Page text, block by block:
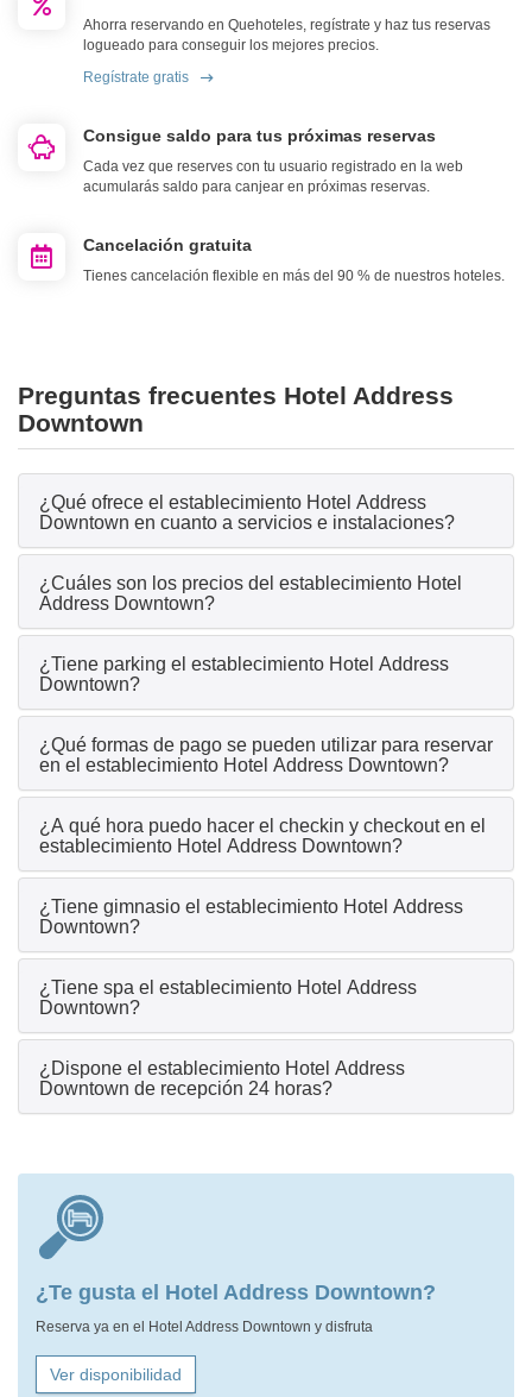
Ahorra reservando en Quehoteles, regístrate y haz tus reservas
logueado para conseguir los mejores precios.
Regístrate gratis
Consigue saldo para tus próximas reservas
Cada vez que reserves con tu usuario registrado en la web
acumularás saldo para canjear en próximas reservas.
Cancelación gratuita
Tienes cancelación flexible en más del 90 % de nuestros hoteles.
Preguntas frecuentes Hotel Address
Downtown
¿Qué ofrece el establecimiento Hotel Address
Downtown en cuanto a servicios e instalaciones?
¿Cuáles son los precios del establecimiento Hotel
Address Downtown?
¿Tiene parking el establecimiento Hotel Address
Downtown?
¿Qué formas de pago se pueden utilizar para reservar
en el establecimiento Hotel Address Downtown?
¿A qué hora puedo hacer el checkin y checkout en el
establecimiento Hotel Address Downtown?
¿Tiene gimnasio el establecimiento Hotel Address
Downtown?
¿Tiene spa el establecimiento Hotel Address
Downtown?
¿Dispone el establecimiento Hotel Address
Downtown de recepción 24 horas?
¿Te gusta el Hotel Address Downtown?
Reserva ya en el Hotel Address Downtown y disfruta
Ver disponibilidad